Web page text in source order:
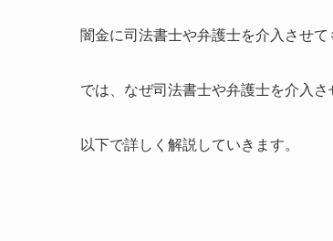
闇金に司法書士や弁護士を介入させ
では、なぜ司法書士や弁護士を介入
以下で詳しく解説していきます。